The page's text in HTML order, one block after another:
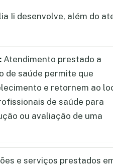
Ii desenvolve, além do
Atendimento prestado a
de saúde permite que
e retornem ao
de saúde para
ou avaliação de uma
e serviços prestados